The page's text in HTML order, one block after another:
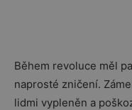
Během revoluce měl
naprosté zničení.
lidmi vypleněn a